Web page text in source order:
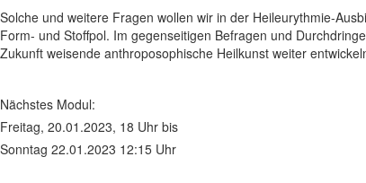
Solche und weitere Fragen wollen wir in der Heileurythmie-
Form- und Stoffpol. Im gegenseitigen Befragen und
Zukunft weisende anthroposophische Heilkunst weiter
Nächstes Modul:
Freitag, 20.01.2023, 18 Uhr bis
Sonntag 22.01.2023 12:15 Uhr